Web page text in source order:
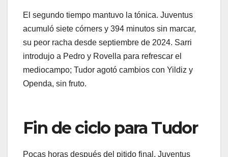
El segundo tiempo mantuvo la tónica. Juventus
acumuló siete córners y 394 minutos sin marcar,
su peor racha desde septiembre de 2024. Sarri
introdujo a Pedro y Rovella para refrescar el
mediocampo; Tudor agotó cambios con Yildiz y
Openda, sin fruto.
Fin de ciclo para Tudor
Pocas horas después del pitido final, Juventus